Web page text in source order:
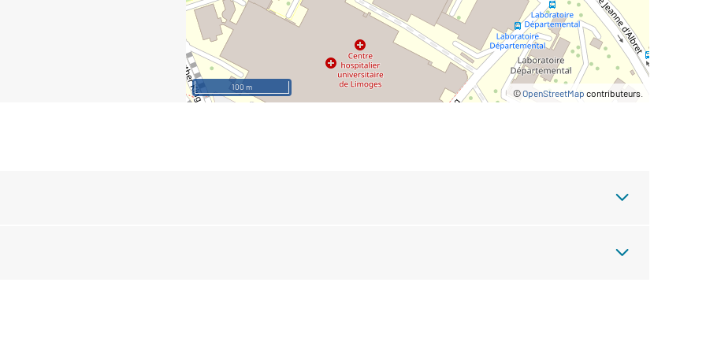
©OpenStreetMap contributeurs.
100 m